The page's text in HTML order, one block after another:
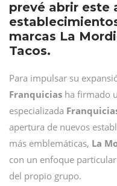
prevé abrir este
marcas La
Tacos.
Para impulsar su
Franquicias ha firmado
especializada
apertura de nuevos
más emblemáticas, La
con un enfoque
del propio grupo.